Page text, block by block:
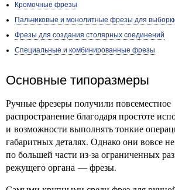
Кромочные фрезы
Пальчиковые и монолитные фрезы для
Фрезы для создания столярных соединений
Специальные и комбинированные фрезы
Основные типоразмеры
Ручные фрезеры получили повсеместное
распространение благодаря простоте
и возможности выполнять тонкие
габаритных деталях. Однако они вовсе
по большей части из-за ограниченных
режущего органа — фрезы.